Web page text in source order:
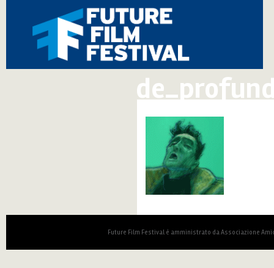
Future Film Festival è amministrato da Associazione